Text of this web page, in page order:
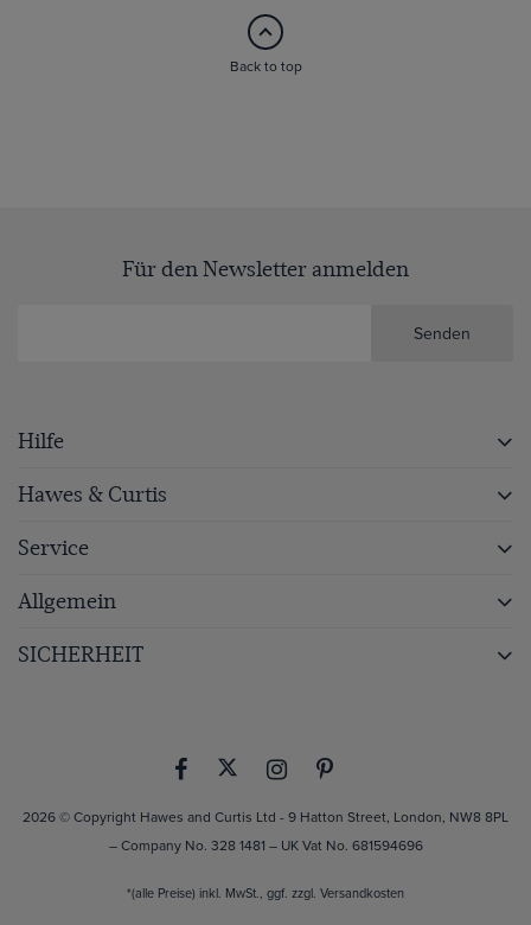
Back to top
Für den Newsletter anmelden
Senden
Hilfe
Hawes & Curtis
Service
Allgemein
SICHERHEIT
2026 © Copyright Hawes and Curtis Ltd - 9 Hatton Street, London, NW8 8PL
– Company No. 328 1481 – UK Vat No. 681594696
*(alle Preise) inkl. MwSt., ggf. zzgl. Versandkosten